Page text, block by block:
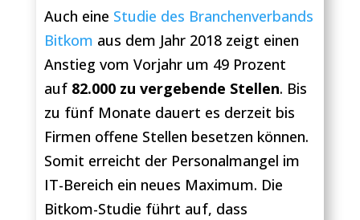
Auch eine Studie des Branchenverbands
Bitkom aus dem Jahr 2018 zeigt einen
Anstieg vom Vorjahr um 49 Prozent
auf 82.000 zu vergebende Stellen. Bis
zu fünf Monate dauert es derzeit bis
Firmen offene Stellen besetzen können.
Somit erreicht der Personalmangel im
IT-Bereich ein neues Maximum. Die
Bitkom-Studie führt auf, dass